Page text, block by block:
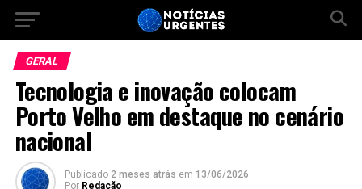
GERAL
Tecnologia e inovação colocam
Porto Velho em destaque no cenário
nacional
Publicado 2 meses atrás em 13/06/2026
Por Redação